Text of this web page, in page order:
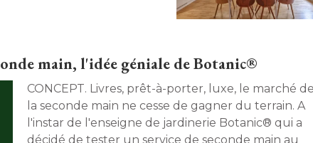
main, l'idée géniale de Botanic®
CONCEPT. Livres, prêt-à-porter, luxe, le marché de
la seconde main ne cesse de gagner du terrain. A
l'instar de l'enseigne de jardinerie Botanic® qui a
décidé de tester un service de seconde main au